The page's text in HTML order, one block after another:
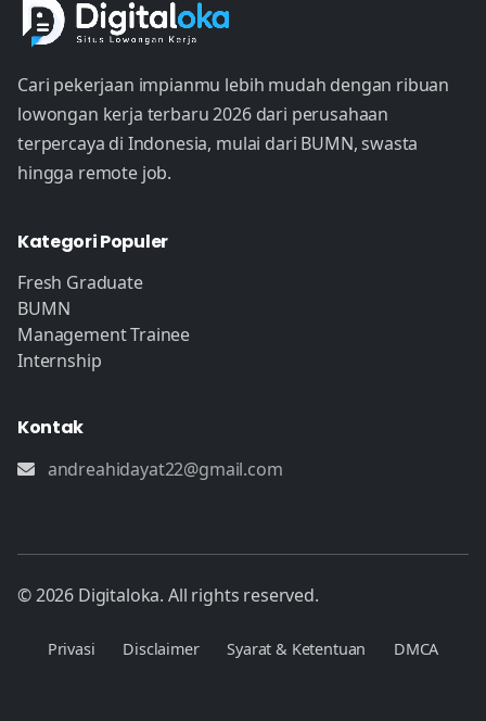
Cari pekerjaan impianmu lebih mudah dengan ribuan
lowongan kerja terbaru 2026 dari perusahaan
terpercaya di Indonesia, mulai dari BUMN, swasta
hingga remote job.
Kategori Populer
Fresh Graduate
BUMN
Management Trainee
Internship
Kontak
andreahidayat22@gmail.com
© 2026 Digitaloka. All rights reserved.
Privasi Disclaimer Syarat & Ketentuan DMCA